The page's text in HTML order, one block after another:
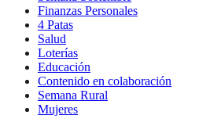
Finanzas Personales
4 Patas
Salud
Loterías
Educación
Contenido en colaboración
Semana Rural
Mujeres